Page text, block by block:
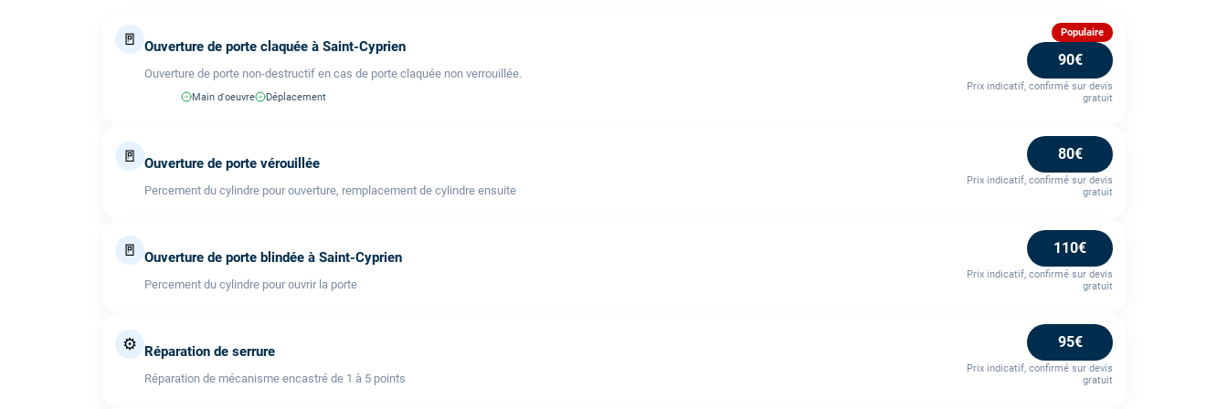
🚪 Ouverture de porte claquée à Saint-Cyprien
Ouverture de porte non-destructif en cas de porte claquée non verrouillée.
Main d'oeuvre Déplacement
Populaire
90€
Prix indicatif, confirmé sur devis
gratuit
🚪 Ouverture de porte vérouillée
Percement du cylindre pour ouverture, remplacement de cylindre ensuite
80€
Prix indicatif, confirmé sur devis
gratuit
🚪 Ouverture de porte blindée à Saint-Cyprien
Percement du cylindre pour ouvrir la porte
110€
Prix indicatif, confirmé sur devis
gratuit
⚙️ Réparation de serrure
Réparation de mécanisme encastré de 1 à 5 points
95€
Prix indicatif, confirmé sur devis
gratuit